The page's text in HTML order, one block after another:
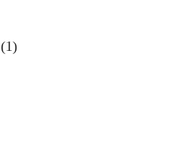
(1)